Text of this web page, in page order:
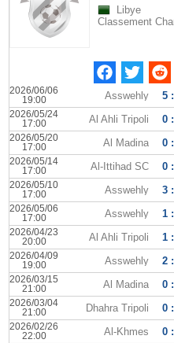
Libye
Classement
2026/06/06
19:00
Asswehly 5
2026/05/24
17:00
Al Ahli Tripoli 0
2026/05/20
17:00
Al Madina 0
2026/05/14
17:00
Al-Ittihad SC 0
2026/05/10
17:00
Asswehly 3
2026/05/06
17:00
Asswehly 1
2026/04/23
20:00
Al Ahli Tripoli 1
2026/04/09
19:00
Asswehly 2
2026/03/15
21:00
Al Madina 0
2026/03/04
21:00
Dhahra Tripoli 0
2026/02/26
22:00
Al-Khmes 0